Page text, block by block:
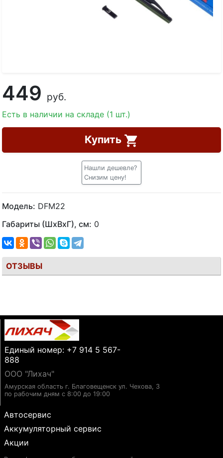
449 руб.
Есть в наличии на складе (1 шт.)
Купить
Нашли дешевле?
Снизим цену!
Модель: DFM22
Габариты (ШхВхГ), см: 0
ОТЗЫВЫ
Единый номер: +7 914 5 567-
888
ООО "Лихач"
Амурская область г. Благовещенск ул. Чехова, 3
по рабочим дням с 8:00 до 19:00
Автосервис
Аккумуляторный сервис
Акции